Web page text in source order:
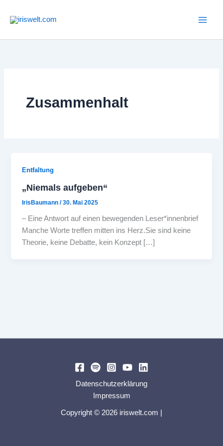
Inhalt
Zusammenhalt
Entfaltung
„Niemals aufgeben“
IrisBaumann/30. Mai 2025
– Eine Antwort auf einen bewegenden Leser*innenbrief
Manche Worte treffen mitten ins Herz.Sie sind keine
Theorie, keine Debatte, kein Konzept […]
Datenschutzerklärung
Impressum
Copyright © 2026 iriswelt.com |